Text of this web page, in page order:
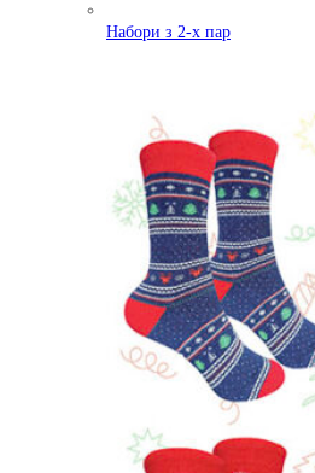
Набори з 2-х пар